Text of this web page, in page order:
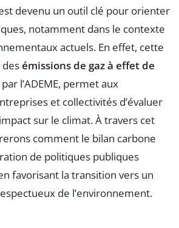
devenu un outil clé pour orienter
notamment dans le contexte
actuels. En effet, cette
émissions de gaz à effet de
l’ADEME, permet aux
et collectivités d’évaluer
sur le climat. À travers cet
comment le bilan carbone
de politiques publiques
favorisant la transition vers un
de l’environnement.